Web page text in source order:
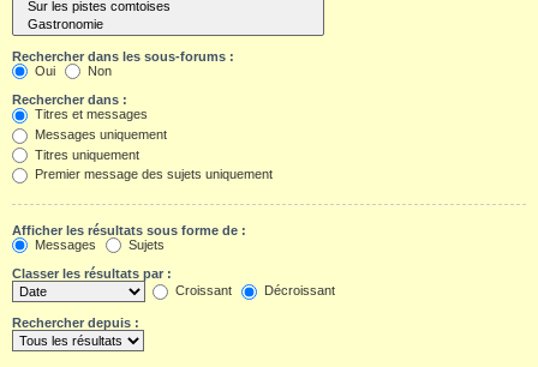
Rechercher dans les sous-forums :
Oui
Non
Rechercher dans :
Titres et messages
Messages uniquement
Titres uniquement
Premier message des sujets uniquement
Afficher les résultats sous forme de :
Messages
Sujets
Classer les résultats par :
Croissant
Décroissant
Rechercher depuis :